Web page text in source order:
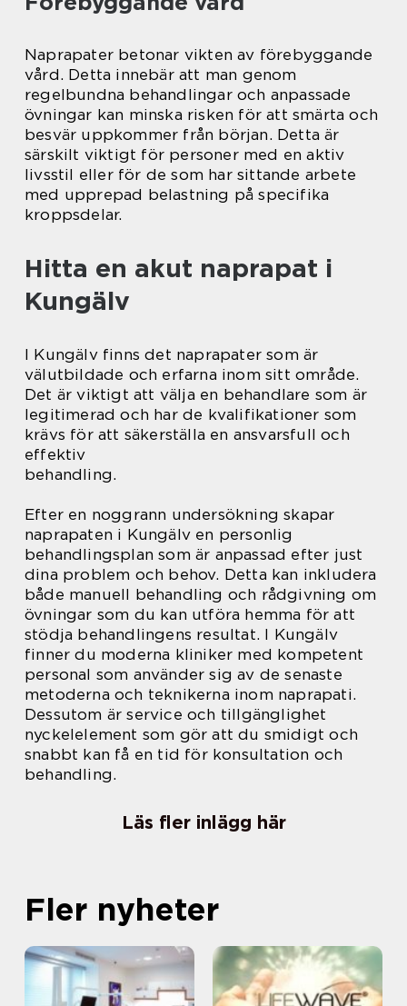
Naprapater betonar vikten av förebyggande
vård. Detta innebär att man genom
regelbundna behandlingar och anpassade
övningar kan minska risken för att smärta och
besvär uppkommer från början. Detta är
särskilt viktigt för personer med en aktiv
livsstil eller för de som har sittande arbete
med upprepad belastning på specifika
kroppsdelar.
Hitta en akut naprapat i
Kungälv
I Kungälv finns det naprapater som är
välutbildade och erfarna inom sitt område.
Det är viktigt att välja en behandlare som är
legitimerad och har de kvalifikationer som
krävs för att säkerställa en ansvarsfull och
effektiv
behandling.
Efter en noggrann undersökning skapar
naprapaten i Kungälv en personlig
behandlingsplan som är anpassad efter just
dina problem och behov. Detta kan inkludera
både manuell behandling och rådgivning om
övningar som du kan utföra hemma för att
stödja behandlingens resultat. I Kungälv
finner du moderna kliniker med kompetent
personal som använder sig av de senaste
metoderna och teknikerna inom naprapati.
Dessutom är service och tillgänglighet
nyckelelement som gör att du smidigt och
snabbt kan få en tid för konsultation och
behandling.
Läs fler inlägg här
Fler nyheter